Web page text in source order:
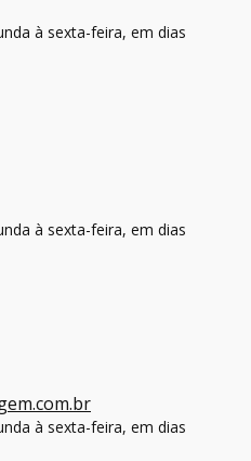
à sexta-feira, em dias
à sexta-feira, em dias
à sexta-feira, em dias